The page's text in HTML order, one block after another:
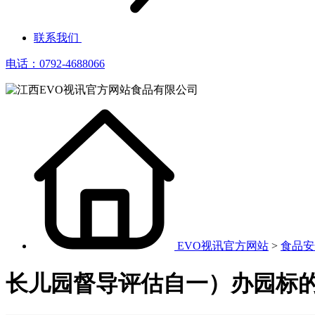
联系我们
电话：0792-4688066
EVO视讯官方网站 > 食品
长儿园督导评估自一）办园标